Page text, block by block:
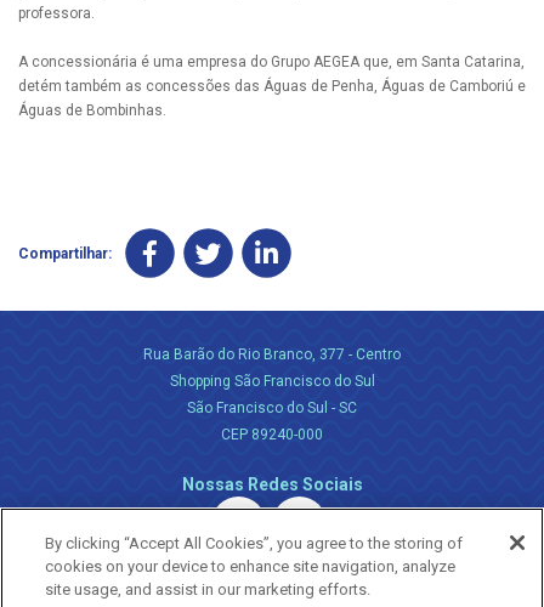
professora.
A concessionária é uma empresa do Grupo AEGEA que, em Santa Catarina,
detém também as concessões das Águas de Penha, Águas de Camboriú e
Águas de Bombinhas.
Compartilhar:
Rua Barão do Rio Branco, 377 - Centro
Shopping São Francisco do Sul
São Francisco do Sul - SC
CEP 89240-000
Nossas Redes Sociais
By clicking “Accept All Cookies”, you agree to the storing of
cookies on your device to enhance site navigation, analyze
site usage, and assist in our marketing efforts.